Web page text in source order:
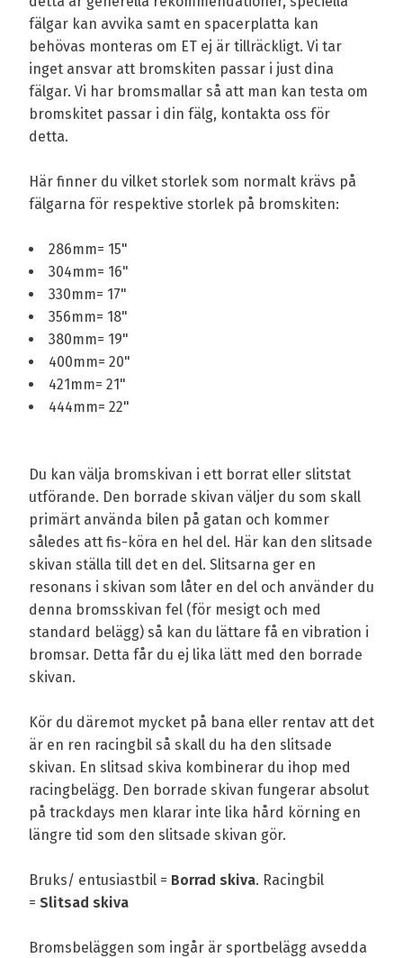
fälgar kan avvika samt en spacerplatta kan
behövas monteras om ET ej är tillräckligt. Vi tar
inget ansvar att bromskiten passar i just dina
fälgar. Vi har bromsmallar så att man kan testa om
bromskitet passar i din fälg, kontakta oss för
detta.
Här finner du vilket storlek som normalt krävs på
fälgarna för respektive storlek på bromskiten:
286mm= 15"
304mm= 16"
330mm= 17"
356mm= 18"
380mm= 19"
400mm= 20"
421mm= 21"
444mm= 22"
Du kan välja bromskivan i ett borrat eller slitstat
utförande. Den borrade skivan väljer du som skall
primärt använda bilen på gatan och kommer
således att fis-köra en hel del. Här kan den slitsade
skivan ställa till det en del. Slitsarna ger en
resonans i skivan som låter en del och använder du
denna bromsskivan fel (för mesigt och med
standard belägg) så kan du lättare få en vibration i
bromsar. Detta får du ej lika lätt med den borrade
skivan.
Kör du däremot mycket på bana eller rentav att det
är en ren racingbil så skall du ha den slitsade
skivan. En slitsad skiva kombinerar du ihop med
racingbelägg. Den borrade skivan fungerar absolut
på trackdays men klarar inte lika hård körning en
längre tid som den slitsade skivan gör.
Bruks/ entusiastbil = Borrad skiva. Racingbil
= Slitsad skiva
Bromsbeläggen som ingår är sportbelägg avsedda